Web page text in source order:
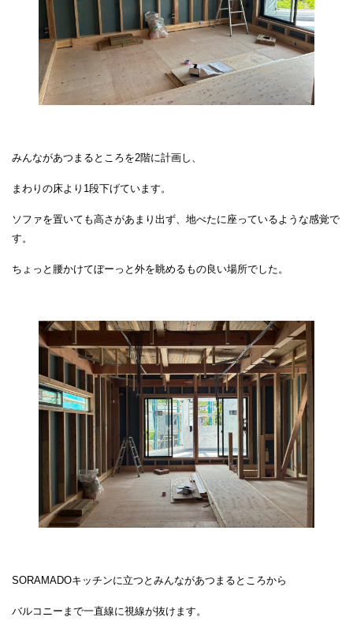
みんながあつまるところを2階に計画し、
まわりの床より1段下げています。
ソファを置いても高さがあまり出ず、地べたに座っているような感覚で
す。
ちょっと腰かけてぼーっと外を眺めるもの良い場所でした。
SORAMADOキッチンに立つとみんながあつまるところから
バルコニーまで一直線に視線が抜けます。